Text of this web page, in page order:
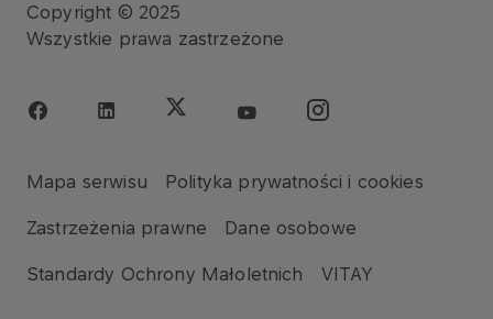
Copyright © 2025
Wszystkie prawa zastrzeżone
Mapa serwisu Polityka prywatności i cookies
Zastrzeżenia prawne Dane osobowe
Standardy Ochrony Małoletnich VITAY